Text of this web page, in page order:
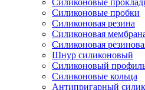
Силиконовые пробки
Силиконовая резина
Силиконовая
Силиконовая
Шнур силиконовый
Силиконовый
Силиконовые кольца
Антипригарный